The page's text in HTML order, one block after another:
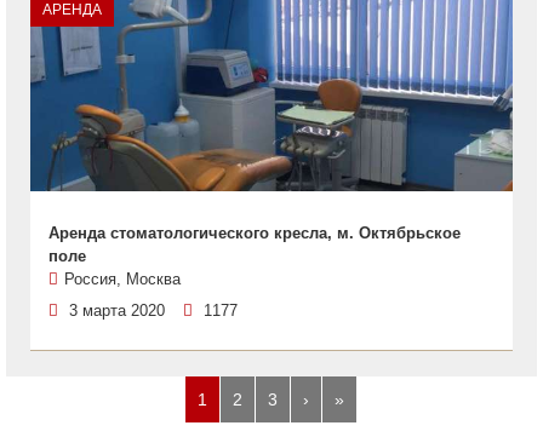
АРЕНДА
Аренда стоматологического кресла, м. Октябрьское
поле
Россия, Москва
3 марта 2020
1177
1 2 3 › »